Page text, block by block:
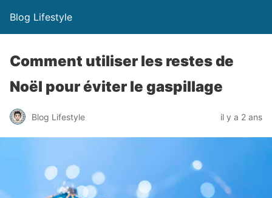
Blog Lifestyle
Comment utiliser les restes de
Noël pour éviter le gaspillage
Blog Lifestyle il y a 2 ans